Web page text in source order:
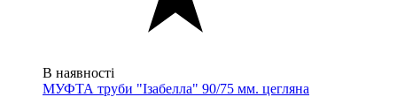
В наявності
МУФТА труби "Ізабелла" 90/75 мм. цегляна